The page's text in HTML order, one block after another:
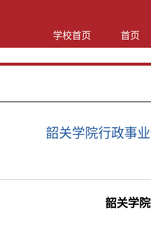
学校首页 首页
韶关学院行政事
韶关学